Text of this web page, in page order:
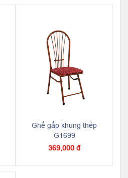
Ghế gấp khung thép
G1699
369,000 đ